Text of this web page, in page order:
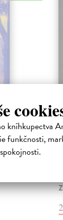
kníhkupectva
funkčnosti,
o
nejisté